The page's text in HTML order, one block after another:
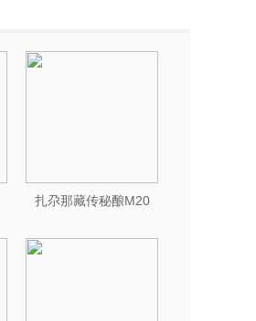
扎尕那藏传秘酿M20